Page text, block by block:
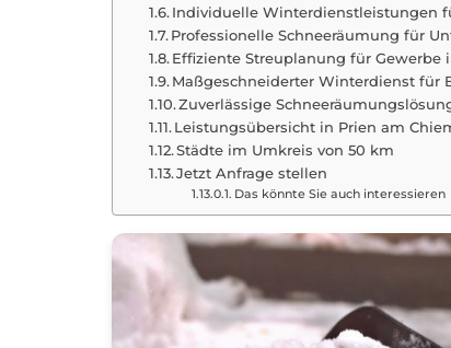
Individuelle Winterdienstleistungen
Professionelle Schneeräumung für
Effiziente Streuplanung für Gewerbe
Maßgeschneiderter Winterdienst für
Zuverlässige
Leistungsübersicht in Prien am
Städte im Umkreis von 50 km
Jetzt Anfrage stellen
Das könnte Sie auch interessieren